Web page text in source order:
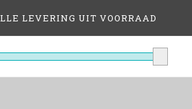
LEVERING UIT VOORRAAD